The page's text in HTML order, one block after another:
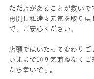
ただ店があることが救いで
再開し私達も元気を取り戻
で、ご安心ください。
店頭ではいたって変わりご
いままで通り気兼ねなくご
たら幸いです。